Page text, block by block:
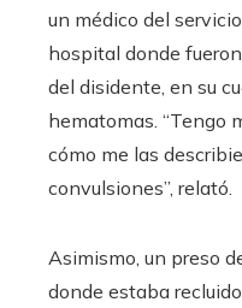
un médico del
hospital donde
del disidente, en su
hematomas. “Tengo
cómo me las
convulsiones”, relató.
Asimismo, un preso
donde estaba